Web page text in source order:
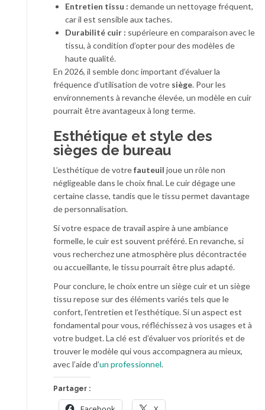
Entretien tissu : demande un nettoyage fréquent,
car il est sensible aux taches.
Durabilité cuir : supérieure en comparaison avec le
tissu, à condition d’opter pour des modèles de
haute qualité.
En 2026, il semble donc important d’évaluer la
fréquence d’utilisation de votre siège. Pour les
environnements à revanche élevée, un modèle en cuir
pourrait être avantageux à long terme.
Esthétique et style des
sièges de bureau
L’esthétique de votrefauteuil joue un rôle non
négligeable dans le choix final. Le cuir dégage une
certaine classe, tandis que le tissu permet davantage
de personnalisation.
Si votre espace de travail aspire à une ambiance
formelle, le cuir est souvent préféré. En revanche, si
vous recherchez une atmosphère plus décontractée
ou accueillante, le tissu pourrait être plus adapté.
Pour conclure, le choix entre un siège cuir et un siège
tissu repose sur des éléments variés tels que le
confort, l’entretien et l’esthétique. Si un aspect est
fondamental pour vous, réfléchissez à vos usages et à
votre budget. La clé est d’évaluer vos priorités et de
trouver le modèle qui vous accompagnera au mieux,
avec l’aide d’un professionnel.
Partager :